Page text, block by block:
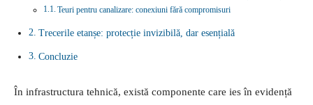
Teuri pentru canalizare: conexiuni fără compromisuri
Trecerile etanșe: protecție invizibilă, dar esențială
Concluzie
În infrastructura tehnică, există componente care ies în evidență